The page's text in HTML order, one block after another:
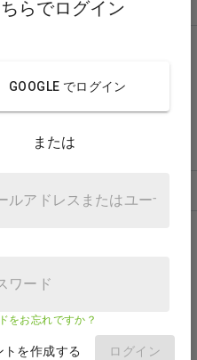
らでログイン
GOOGLE でログイン
または
ルアドレスまたはユーザ
ワード
をお忘れですか？
トを作成する ログイン